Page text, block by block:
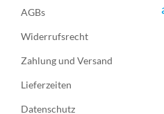
AGBs
Widerrufsrecht
Zahlung und Versand
Lieferzeiten
Datenschutz